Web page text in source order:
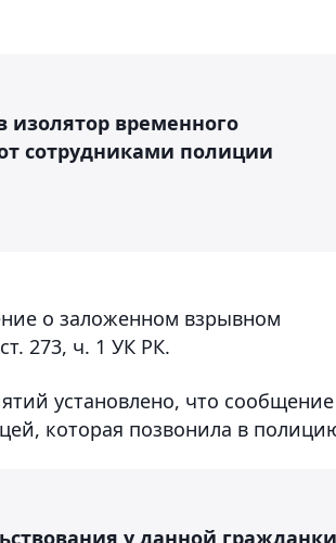
изолятор временного
сотрудниками полиции
о заложенном взрывном
273, ч. 1 УК РК.
установлено, что
которая позвонила в
у данной гражданки